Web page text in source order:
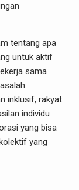
tentang apa
untuk aktif
sama
inklusif, rakyat
individu
yang bisa
yang